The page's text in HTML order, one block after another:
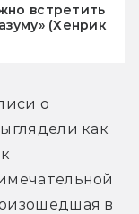
встретить
(Хенрик
о
как
в